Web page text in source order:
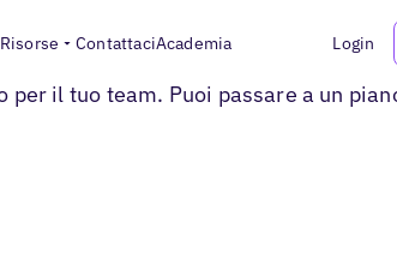
Risorse ContattaciAcademia Login
per il tuo team. Puoi passare a un